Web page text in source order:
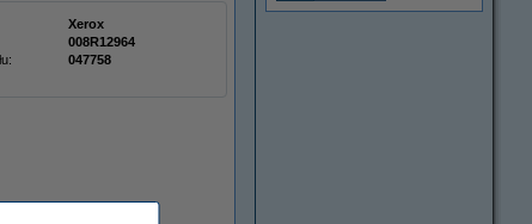
Xerox
008R12964
047758